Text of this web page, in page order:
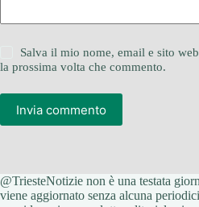
Salva il mio nome, email e sito
la prossima volta che commento.
Invia commento
@TriesteNotizie non è una testata
viene aggiornato senza alcuna